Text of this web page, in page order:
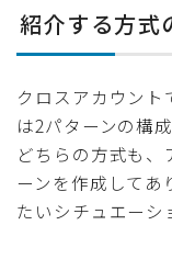
紹介する方式
クロスアカウン
は2パターンの構
どちらの方式も
ーンを作成してあ
たいシチュエーシ